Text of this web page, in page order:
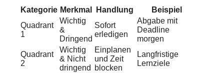
Kategorie Merkmal Handlung
Beispiel
Quadrant
1
Wichtig
&
Dringend
Sofort
erledigen
Abgabe mit
Deadline
morgen
Quadrant
2
Wichtig
& Nicht
dringend
Einplanen
und Zeit
blocken
Langfristige
Lernziele